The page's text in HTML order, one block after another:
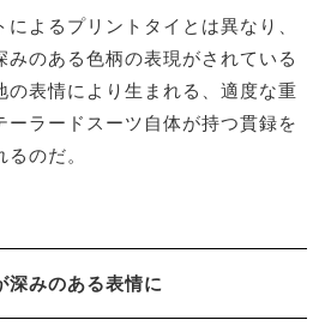
によるプリントタイとは異なり、
みのある色柄の表現がされている
の表情により生まれる、適度な重
ーラードスーツ自体が持つ貫録を
のだ。
深みのある表情に